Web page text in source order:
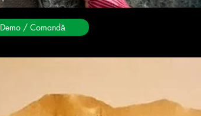
Demo / Comandă